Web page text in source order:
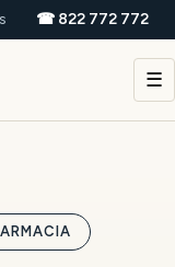
☎ 822 772 772
☰